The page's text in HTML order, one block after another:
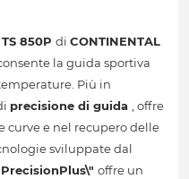
850P di CONTINENTAL
la guida sportiva
Più in
precisione di guida , offre
curve e nel recupero delle
sviluppate dal
offre un